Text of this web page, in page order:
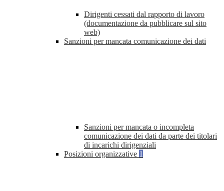
Dirigenti cessati dal rapporto di lavoro
(documentazione da pubblicare sul sito
web)
Sanzioni per mancata comunicazione dei dati
Sanzioni per mancata o incompleta
comunicazione dei dati da parte dei titolari
di incarichi dirigenziali
Posizioni organizzative 1